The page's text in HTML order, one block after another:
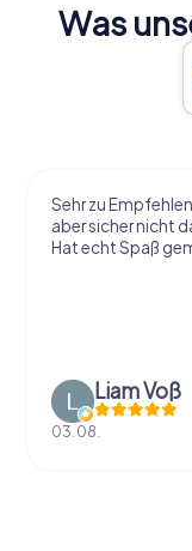
Was
Sehr zu
aber sicher nicht
Hat echt Spaß
Liam Voß
03.08.